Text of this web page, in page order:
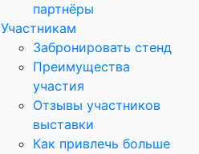
партнёры
Участникам
Забронировать стенд
Преимущества
участия
Отзывы участников
выставки
Как привлечь больше